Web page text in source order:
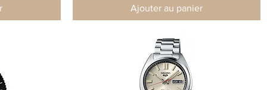
Ajouter au panier